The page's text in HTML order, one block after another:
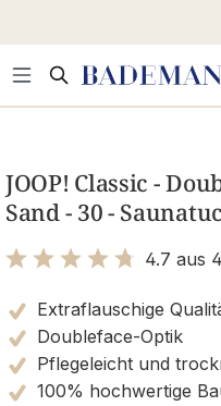
JOOP! Classic -
Sand - 30 -
4.7 aus
Extraflauschige
Doubleface-Optik
Pflegeleicht und
100% hochwertige